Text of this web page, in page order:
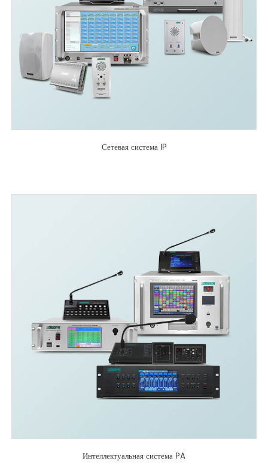
Сетевая система IP
Интеллектуальная система PA